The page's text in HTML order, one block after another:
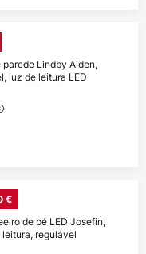
Lindby Aiden,
luz de leitura LED
€
de pé LED Josefin,
regulável